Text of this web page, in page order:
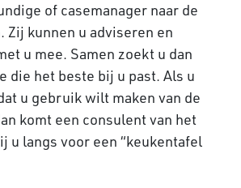
of casemanager naar de
Zij kunnen u adviseren en
u mee. Samen zoekt u dan
die het beste bij u past. Als u
u gebruik wilt maken van de
komt een consulent van het
u langs voor een “keukentafel